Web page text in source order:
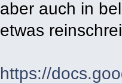
aber auch in
etwas
https://